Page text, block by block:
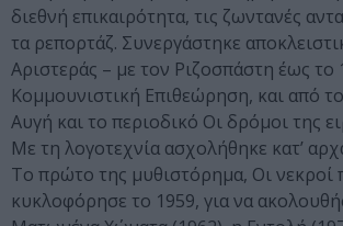
διεθνή επικαιρότητα, τις ζωντανές
τα ρεπορτάζ. Συνεργάστηκε
Αριστεράς – με τον Ριζοσπάστη έως το
Κομμουνιστική Επιθεώρηση, και από
Αυγή και το περιοδικό Οι δρόμοι της
Με τη λογοτεχνία ασχολήθηκε κατ’
Το πρώτο της μυθιστόρημα, Οι νεκροί
κυκλοφόρησε το 1959, για να